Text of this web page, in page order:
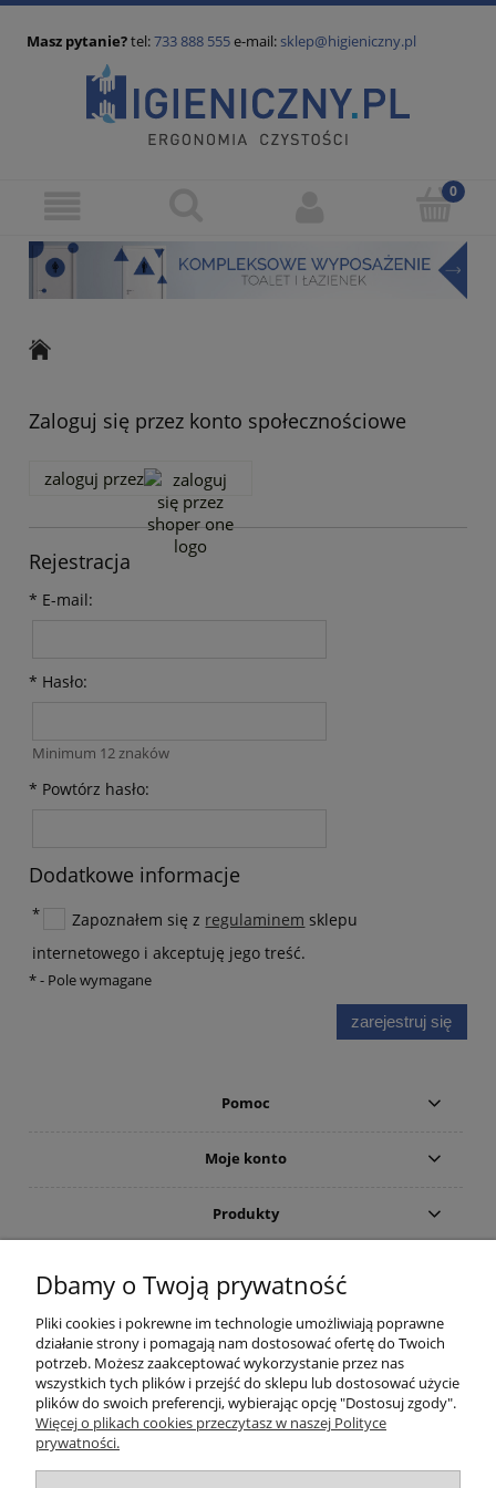
Masz pytanie?tel:733 888 555e-mail:sklep@higieniczny.pl
Zaloguj się przez konto społecznościowe
zaloguj przez
Rejestracja
* E-mail:
* Hasło:
Minimum 12 znaków
* Powtórz hasło:
Dodatkowe informacje
* Zapoznałem się z regulaminem sklepu
internetowego i akceptuję jego treść.
*- Pole wymagane
zarejestruj się
Pomoc
Moje konto
Produkty
O firmie
(c)2015-2022 Sklep internetowy Higieniczny.pl - Ergonomia czystości:
Wyposażenie toalet publicznych (suszarka do rąk; dozownik mydła) oraz
łazienek dla osób niepełnosprawnych (poręcze i uchwyty). Wszelkie prawa
zastrzeżone. Zakaz kopiowania i powielania treści. Strona korzysta z plików
Dbamy o Twoją prywatność
Pliki cookies i pokrewne im technologie umożliwiają poprawne
działanie strony i pomagają nam dostosować ofertę do Twoich
potrzeb. Możesz zaakceptować wykorzystanie przez nas
wszystkich tych plików i przejść do sklepu lub dostosować użycie
plików do swoich preferencji, wybierając opcję "Dostosuj zgody".
Więcej o plikach cookies przeczytasz w naszej Polityce
prywatności.